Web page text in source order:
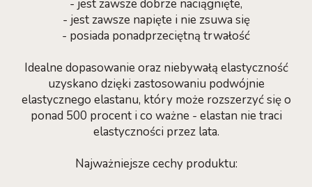
- jest zawsze dobrze naciągnięte,
- jest zawsze napięte i nie zsuwa się
- posiada ponadprzeciętną trwałość
Idealne dopasowanie oraz niebywałą elastyczność
uzyskano dzięki zastosowaniu podwójnie
elastycznego elastanu, który może rozszerzyć się o
ponad 500 procent i co ważne - elastan nie traci
elastyczności przez lata.
Najważniejsze cechy produktu: